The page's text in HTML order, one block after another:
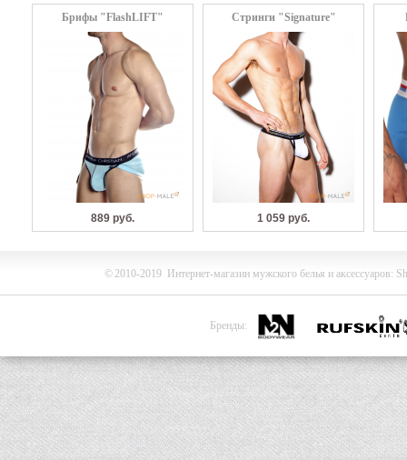
Брифы "FlashLIFT"
889 руб.
Стринги "Signature"
1 059 руб.
©2010-2019 Интернет-магазин мужского белья и аксессуаров:
Бренды: